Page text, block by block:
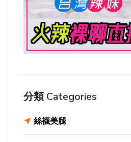
分類 Categories
絲襪美腿